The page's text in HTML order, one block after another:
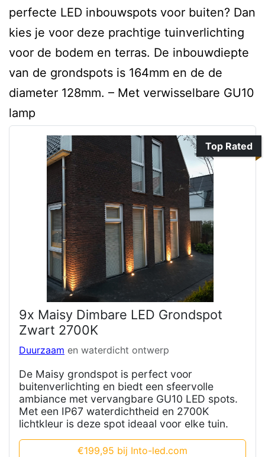
perfecte LED inbouwspots voor buiten? Dan
kies je voor deze prachtige tuinverlichting
voor de bodem en terras. De inbouwdiepte
van de grondspots is 164mm en de de
diameter 128mm. – Met verwisselbare GU10
lamp
Top Rated
9x Maisy Dimbare LED Grondspot
Zwart 2700K
Duurzaam en waterdicht ontwerp
De Maisy grondspot is perfect voor
buitenverlichting en biedt een sfeervolle
ambiance met vervangbare GU10 LED spots.
Met een IP67 waterdichtheid en 2700K
lichtkleur is deze spot ideaal voor elke tuin.
€199,95 bij Into-led.com